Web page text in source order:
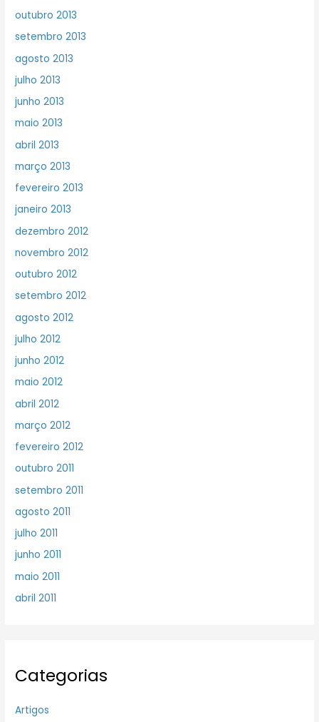
outubro 2013
setembro 2013
agosto 2013
julho 2013
junho 2013
maio 2013
abril 2013
março 2013
fevereiro 2013
janeiro 2013
dezembro 2012
novembro 2012
outubro 2012
setembro 2012
agosto 2012
julho 2012
junho 2012
maio 2012
abril 2012
março 2012
fevereiro 2012
outubro 2011
setembro 2011
agosto 2011
julho 2011
junho 2011
maio 2011
abril 2011
Categorias
Artigos